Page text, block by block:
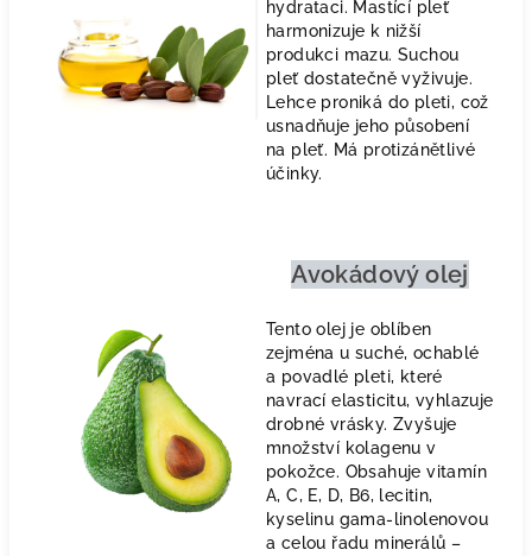
hydrataci. Mastící pleť
harmonizuje k nižší
produkci mazu. Suchou
pleť dostatečně vyživuje.
Lehce proniká do pleti, což
usnadňuje jeho působení
na pleť. Má protizánětlivé
účinky.
Avokádový olej
Tento olej je oblíben
zejména u suché, ochablé
a povadlé pleti, které
navrací elasticitu, vyhlazuje
drobné vrásky. Zvyšuje
množství kolagenu v
pokožce. Obsahuje vitamín
A, C, E, D, B6, lecitin,
kyselinu gama-linolenovou
a celou řadu minerálů –